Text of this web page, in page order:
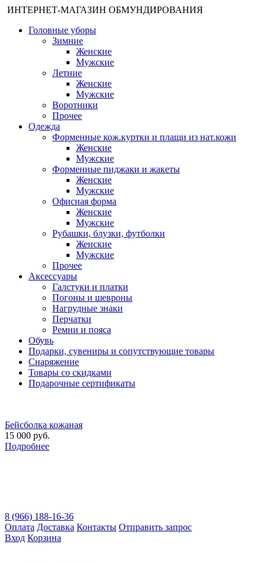
ИНТЕРНЕТ-МАГАЗИН ОБМУНДИРОВАНИЯ
Головные уборы
Зимние
Женские
Мужские
Летние
Женские
Мужские
Воротники
Прочее
Одежда
Форменные кож.куртки и плащи из нат.кожи
Женские
Мужские
Форменные пиджаки и жакеты
Женские
Мужские
Офисная форма
Женские
Мужские
Рубашки, блузки, футболки
Женские
Мужские
Прочее
Аксессуары
Галстуки и платки
Погоны и шевроны
Нагрудные знаки
Перчатки
Ремни и пояса
Обувь
Подарки, сувениры и сопутствующие товары
Снаряжение
Товары со скидками
Подарочные сертификаты
Бейсболка кожаная
15 000 руб.
Подробнее
8 (966) 188-16-36
Оплата Доставка Контакты Отправить запрос
Вход Корзина